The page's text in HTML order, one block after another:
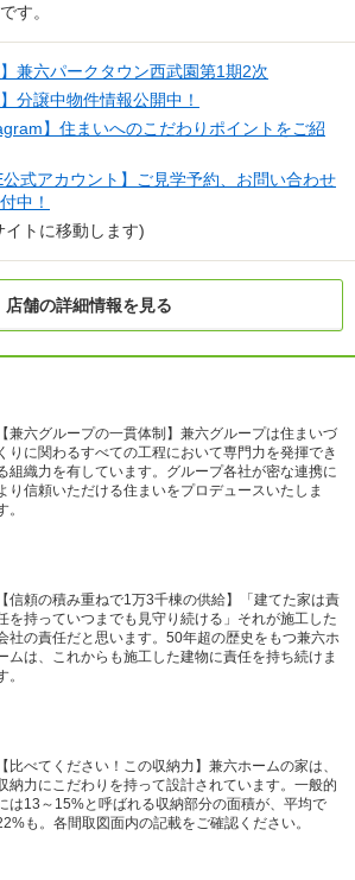
す。
】兼六パークタウン西武園第1期2次
】分譲中物件情報公開中！
】住まいへのこだわりポイントをご紹
公式アカウント】ご見学予約、お問い合わせ
中！
イトに移動します)
店舗の詳細情報を見る
【兼六グループの一貫体制】兼六グループは住まいづ
くりに関わるすべての工程において専門力を発揮でき
組織力を有しています。グループ各社が密な連携に
り信頼いただける住まいをプロデュースいたしま
。
【信頼の積み重ねで1万3千棟の供給】「建てた家は責
を持っていつまでも見守り続ける」それが施工した
社の責任だと思います。50年超の歴史をもつ兼六ホ
ムは、これからも施工した建物に責任を持ち続けま
。
【比べてください！この収納力】兼六ホームの家は、
納力にこだわりを持って設計されています。一般的
は13～15%と呼ばれる収納部分の面積が、平均で
も。各間取図面内の記載をご確認ください。